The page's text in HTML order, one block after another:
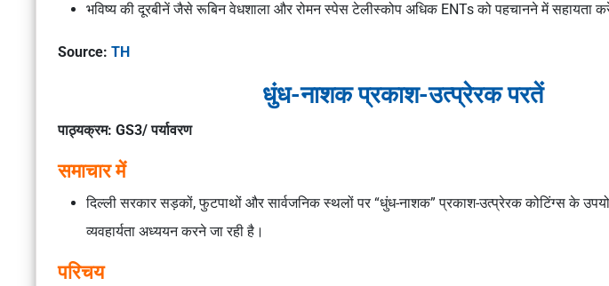
भविष्य की दूरबीनें जैसे रूबिन वेधशाला और रोमन स्पेस टेलीस्कोप अधिक ENTs को पहचानने में सहायता
Source: TH
धुंध-नाशक प्रकाश-उत्प्रेरक परतें
पाठ्यक्रम: GS3/ पर्यावरण
समाचार में
दिल्ली सरकार सड़कों, फुटपाथों और सार्वजनिक स्थलों पर “धुंध-नाशक” प्रकाश-उत्प्रेरक कोटिंग्स के
व्यवहार्यता अध्ययन करने जा रही है।
परिचय